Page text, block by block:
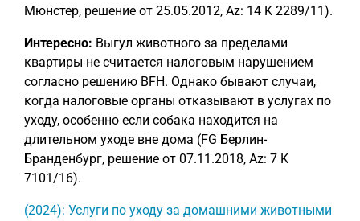
Мюнстер, решение от 25.05.2012, Az: 14 K 2289/11).
Интересно: Выгул животного за пределами
квартиры не считается налоговым нарушением
согласно решению BFH. Однако бывают случаи,
когда налоговые органы отказывают в услугах по
уходу, особенно если собака находится на
длительном уходе вне дома (FG Берлин-
Бранденбург, решение от 07.11.2018, Az: 7 K
7101/16).
(2024): Услуги по уходу за домашними животными